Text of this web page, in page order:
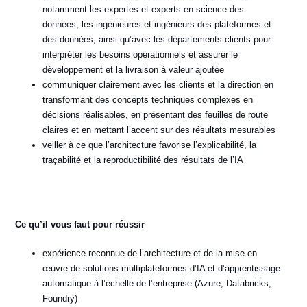
notamment les expertes et experts en science des
données, les ingénieures et ingénieurs des plateformes et
des données, ainsi qu’avec les départements clients pour
interpréter les besoins opérationnels et assurer le
développement et la livraison à valeur ajoutée
communiquer clairement avec les clients et la direction en
transformant des concepts techniques complexes en
décisions réalisables, en présentant des feuilles de route
claires et en mettant l’accent sur des résultats mesurables
veiller à ce que l’architecture favorise l’explicabilité, la
traçabilité et la reproductibilité des résultats de l’IA
Ce qu’il vous faut pour réussir
expérience reconnue de l’architecture et de la mise en
œuvre de solutions multiplateformes d’IA et d’apprentissage
automatique à l’échelle de l’entreprise (Azure, Databricks,
Foundry)